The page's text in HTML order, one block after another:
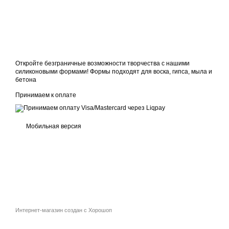
Откройте безграничные возможности творчества с нашими
силиконовыми формами! Формы подходят для воска, гипса, мыла и
бетона
Принимаем к оплате
Мобильная версия
Интернет-магазин создан с Хорошоп